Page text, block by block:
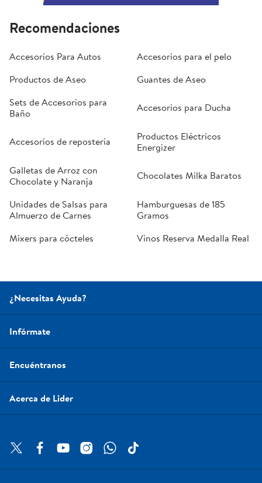
Recomendaciones
Accesorios Para Autos
Accesorios para el pelo
Productos de Aseo
Guantes de Aseo
Sets de Accesorios para
Baño
Accesorios para Ducha
Accesorios de repostería
Productos Eléctricos
Energizer
Galletas de Arroz con
Chocolate y Naranja
Chocolates Milka Baratos
Unidades de Salsas para
Almuerzo de Carnes
Hamburguesas de 185
Gramos
Mixers para cócteles
Vinos Reserva Medalla Real
¿Necesitas Ayuda?
Infórmate
Encuéntranos
Acerca de Lider